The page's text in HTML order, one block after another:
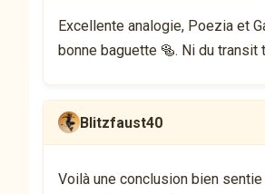
Excellente analogie, Poezia et
bonne baguette 🥯. Ni du
Blitzfaust40
Voilà une conclusion bien